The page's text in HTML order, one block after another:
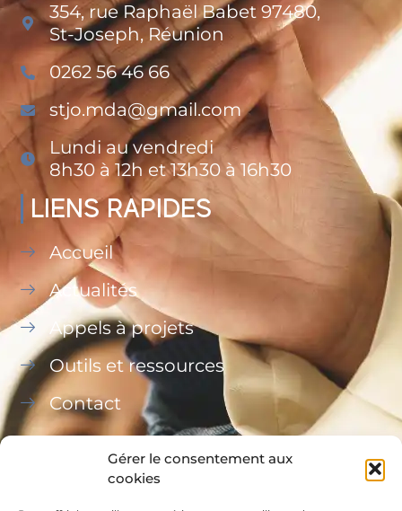
Gérer le consentement aux
cookies
354, rue Raphaël Babet 97480,
St-Joseph, Réunion
0262 56 46 66
stjo.mda@gmail.com
Lundi au vendredi
8h30 à 12h et 13h30 à 16h30
LIENS RAPIDES
Accueil
Actualités
Appels à projets
Outils et ressources
Contact